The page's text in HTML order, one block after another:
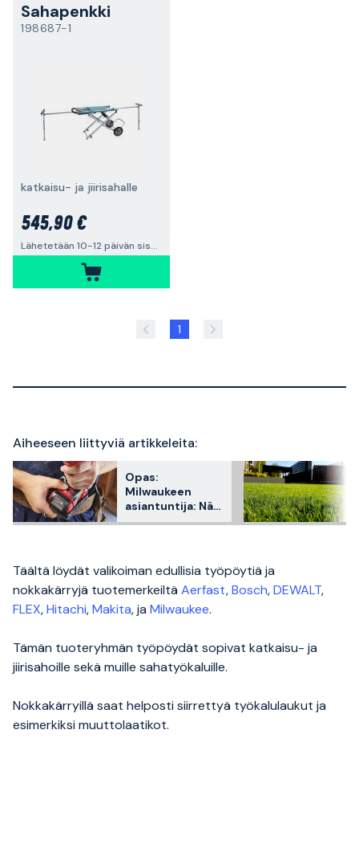
Sahapenkki
198687-1
katkaisu- ja jiirisahalle
545,90 €
Lähetetään 10-12 päivän sisällä
1
Aiheeseen liittyviä artikkeleita:
Opas:
Milwaukeen
asiantuntija: Näin
valitset akut
Täältä löydät valikoiman edullisia työpöytiä ja
nokkakärryjä tuotemerkeiltä Aerfast,Bosch,DEWALT,
FLEX,Hitachi,Makita, ja Milwaukee.
Tämän tuoteryhmän työpöydät sopivat katkaisu- ja
jiirisahoille sekä muille sahatyökaluille.
Nokkakärryillä saat helposti siirrettyä työkalulaukut ja
esimerkiksi muuttolaatikot.